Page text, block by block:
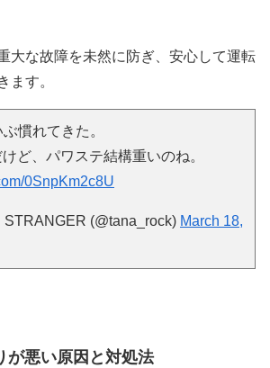
大な故障を未然に防ぎ、安心して運転
ます。
慣れてきた。
ど、パワステ結構重いのね。
0SnpKm2c8U
(@tana_rock) March 18,
が悪い原因と対処法